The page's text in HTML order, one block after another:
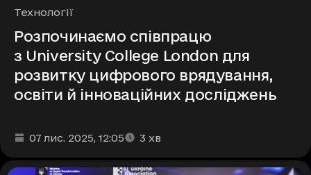
Рубрики
Технології
Розпочинаємо співпрацю
з University College London для
розвитку цифрового врядування,
освіти й інноваційних досліджень
Дата та час публікації
07 лис. 2025, 12:05
Час читання: 3 хв